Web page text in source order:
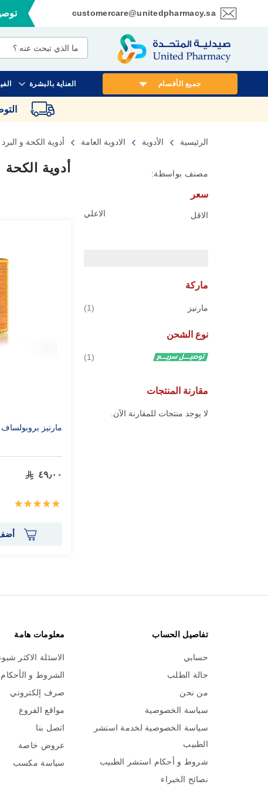
customercare@unitedpharmacy.sa
تخطي
المحتوى
العناية بالبشرة جميع الأقسام
الرئيسية الأدوية الادوية العامة أدوية الكحة و
أدوية الكحة
مارنيز بروبولساف
٤٩٫٠٠
تقييم:
مصنف بواسطة:
سعر
الاقل الاعلي
ماركة
مارنيز 1قطعة
نوع الشحن
1قطعة
مقارنة المنتجات
لا يوجد منتجات للمقارنة الآن.
تفاصيل الحساب
حسابي
حالة الطلب
من نحن
سياسة الخصوصية
سياسة الخصوصية لخدمة استشر
الطبيب
شروط و أحكام استشر الطبيب
نصائح الخبراء
معلومات هامة
الاسئلة الاكثر
الشروط و الأحكام
صرف إلكتروني
مواقع الفروع
اتصل بنا
عروض خاصة
سياسة مكسب